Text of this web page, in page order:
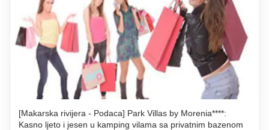
[Makarska rivijera - Podaca] Park Villas by Morenia****:
Kasno ljeto i jesen u kamping vilama sa privatnim bazenom